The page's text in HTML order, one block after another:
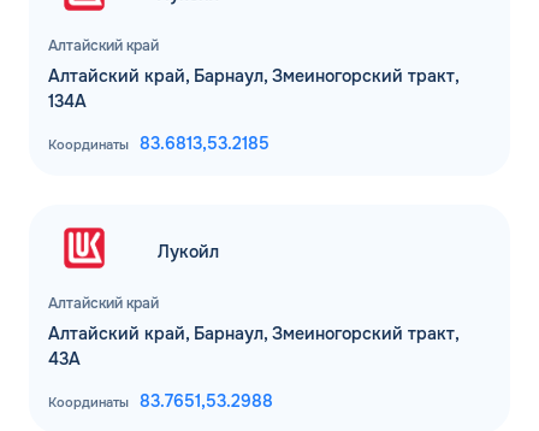
Алтайский край
Алтайский край, Барнаул, Змеиногорский тракт,
134А
Координаты 83.6813,53.2185
Алтайский край
Лукойл
Алтайский край, Барнаул, Змеиногорский тракт,
43А
Координаты 83.7651,53.2988